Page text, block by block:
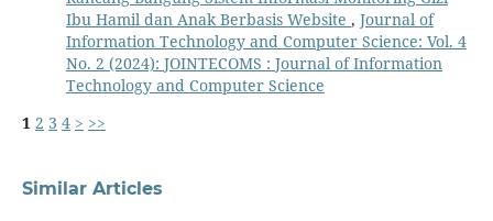
Ibu Hamil dan Anak Berbasis Website , Journal of
Information Technology and Computer Science: Vol. 4
No. 2 (2024): JOINTECOMS : Journal of Information
Technology and Computer Science
1 2 3 4 > >>
Similar Articles